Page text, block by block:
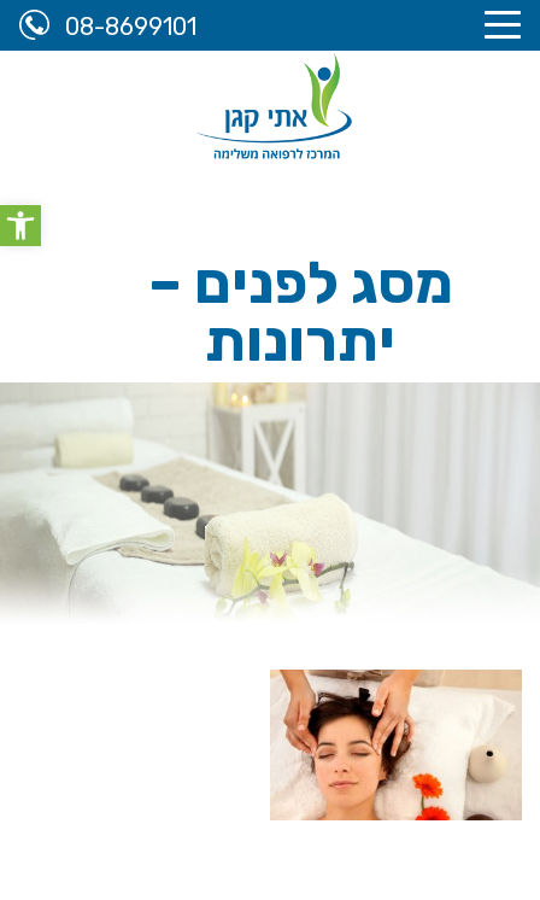
מסג לפנים –
יתרונות
08-8699101